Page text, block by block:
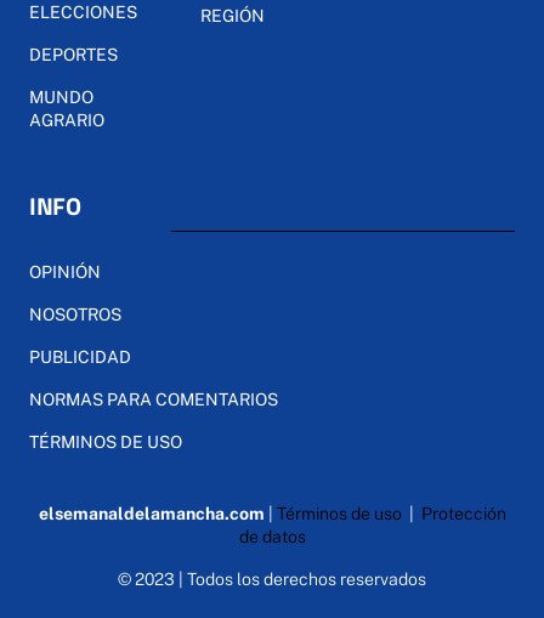
ELECCIONES
DEPORTES
MUNDO
AGRARIO
REGIÓN
INFO
OPINIÓN
NOSOTROS
PUBLICIDAD
NORMAS PARA COMENTARIOS
TÉRMINOS DE USO
elsemanaldelamancha.com Términos de uso| Protección
de datos
© 2023 | Todos los derechos reservados